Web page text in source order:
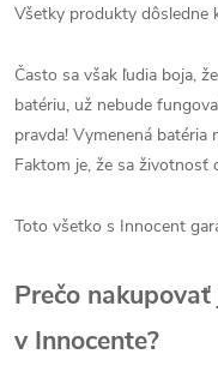
Všetky produkty dôsledne
Často sa však ľudia boja,
batériu, už nebude
pravda! Vymenená batéria
Faktom je, že sa životnosť
Toto všetko s Innocent
Prečo
v Innocente?